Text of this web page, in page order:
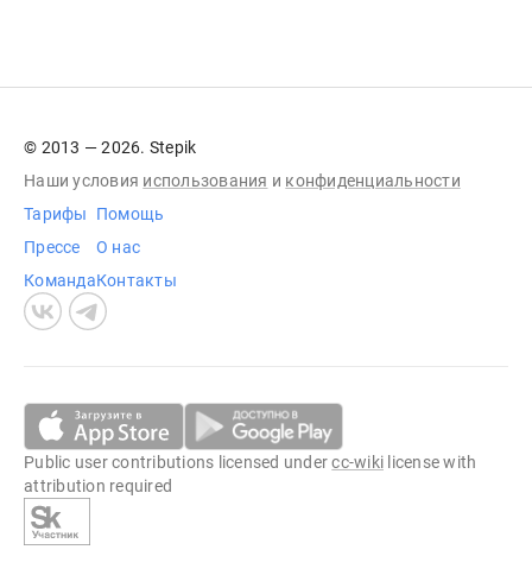
© 2013 — 2026. Stepik
Наши условия использования и конфиденциальности
Тарифы
Прессе
Команда
Помощь
О нас
Контакты
Public user contributions licensed undercc-wiki license with
attribution required